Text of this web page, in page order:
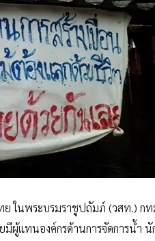
นพระบรมราชูปถัมภ์ (วสท.) กทม
ผู้แทนองค์กรด้านการจัดการน้ำ